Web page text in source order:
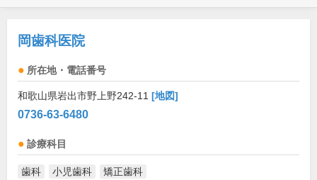
岡歯科医院
所在地・電話番号
和歌山県岩出市野上野242-11 [地図]
0736-63-6480
診療科目
歯科 小児歯科 矯正歯科